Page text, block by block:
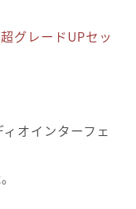
グレードUPセッ
オインターフェ